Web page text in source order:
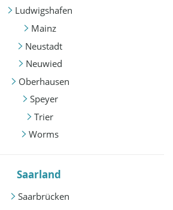
Ludwigshafen
Mainz
Neustadt
Neuwied
Oberhausen
Speyer
Trier
Worms
Saarland
Saarbrücken